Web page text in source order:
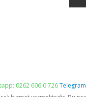
0262 606 0 726